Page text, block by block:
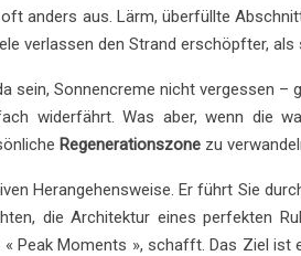
anders aus. Lärm, überfüllte
verlassen den Strand erschöpfter,
sein, Sonnencreme nicht vergessen
widerfährt. Was aber, wenn die
Regenerationszone zu
Herangehensweise. Er führt Sie
die Architektur eines perfekten
Peak Moments », schafft. Das Ziel